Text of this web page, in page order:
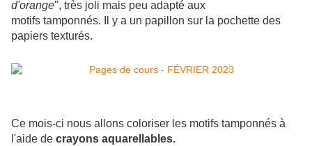
d'orange", très joli mais peu adapté aux
motifs tamponnés. Il y a un papillon sur la pochette des
papiers texturés.
Ce mois-ci nous allons coloriser les motifs tamponnés à
l'aide de crayons aquarellables.